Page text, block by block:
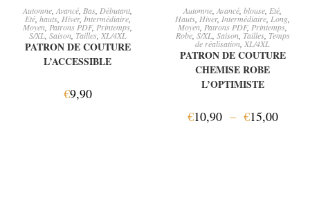
AJOUTER AU PANIER
Automne Avancé Bas Débutant
Eté, hauts, Hiver, Intermédiaire,
Moyen Patrons PDF, Printemps
S/XL, Saison, Tailles, XL/4XL
PATRON DE COUTURE
L’ACCESSIBLE
€9,90
CHOIX DES OPTIONS
Automne Avancé blouse Eté
Hauts Hiver, Intermédiaire Long
Moyen Patrons PDF, Printemps,
Robe, S/XL, Saison, Tailles, Temps
de réalisation XL/4XL
PATRON DE COUTURE
CHEMISE ROBE
L’OPTIMISTE
€10,90 – €15,00